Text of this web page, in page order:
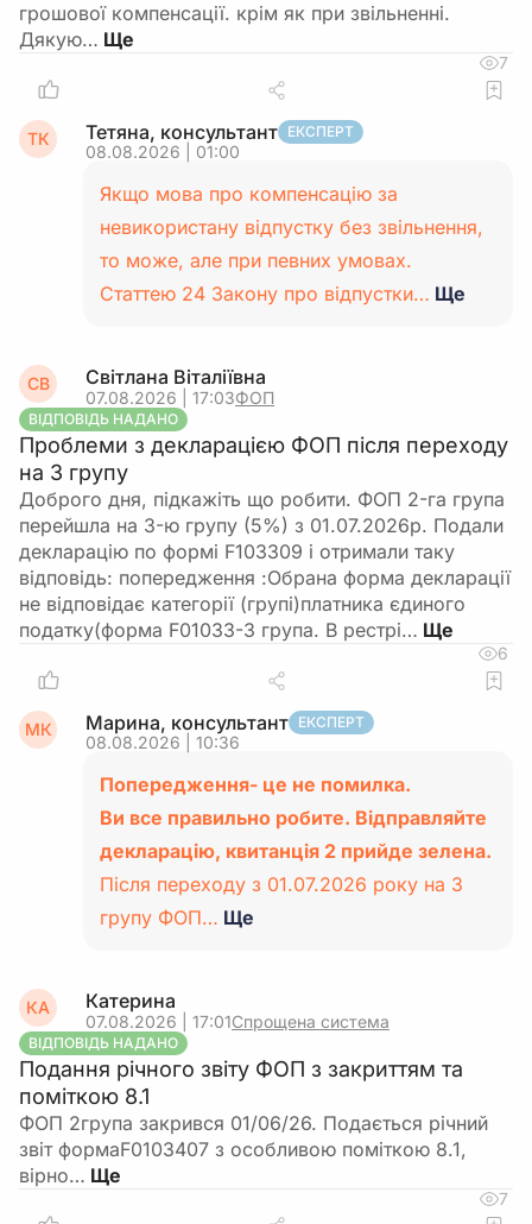
грошової компенсації. крім як при звільненні.
Дякую…
7
ТК Тетяна, консультант ЕКСПЕРТ
08.08.2026 | 01:00
Якщо мова про компенсацію за
невикористану відпустку без звільнення,
то може, але при певних умовах.
Статтею 24 Закону про відпустки… Ще
СВ Світлана Віталіївна
07.08.2026 | 17:03ФОП
ВІДПОВІДЬ НАДАНО
Проблеми з декларацією ФОП після переходу
на 3 групу
Доброго дня, підкажіть що робити. ФОП 2-га група
перейшла на 3-ю групу (5%) з 01.07.2026р. Подали
декларацію по формі F103309 і отримали таку
відповідь: попередження :Обрана форма декларації
не відповідає категорії (групі)платника єдиного
податку(форма F01033-3 група. В рестрі…
6
МК Марина, консультант ЕКСПЕРТ
08.08.2026 | 10:36
Попередження- це не помилка.
Ви все правильно робите. Відправляйте
декларацію, квитанція 2 прийде зелена.
Після переходу з 01.07.2026 року на 3
групу ФОП… Ще
КА Катерина
07.08.2026 | 17:01Спрощена система
ВІДПОВІДЬ НАДАНО
Подання річного звіту ФОП з закриттям та
поміткою 8.1
ФОП 2група закрився 01/06/26. Подається річний
звіт формаF0103407 з особливою поміткою 8.1,
вірно…
7